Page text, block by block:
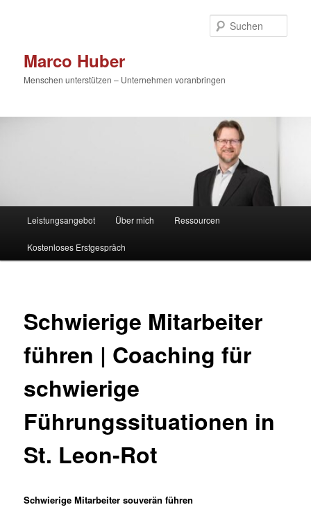
Marco Huber
Menschen unterstützen – Unternehmen voranbringen
Leistungsangebot Über mich Ressourcen
Kostenloses Erstgespräch
Schwierige Mitarbeiter
führen | Coaching für
schwierige
Führungssituationen in
St. Leon-Rot
Schwierige Mitarbeiter souverän führen